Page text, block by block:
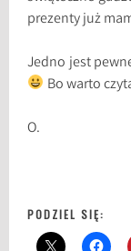
prezenty już
Jedno jest
Bo warto
O.
PODZIEL SIĘ: